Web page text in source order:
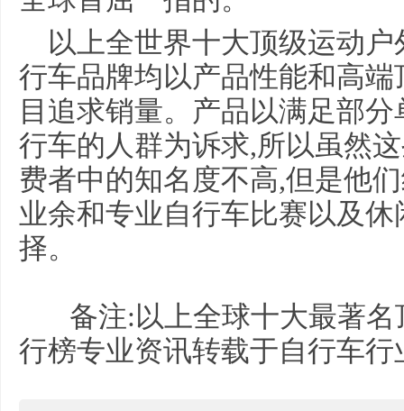
以上全世界十大顶级运动
行车品牌均以产品性能和高
目追求销量。产品以满足部
行车的人群为诉求,所以虽然
费者中的知名度不高,但是他
业余和专业自行车比赛以及
择。
备注:以上全球十大最著名
行榜专业资讯转载于自行车行